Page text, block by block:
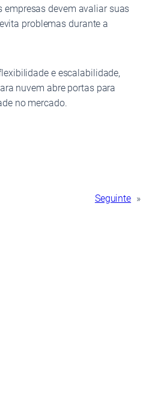
empresas devem avaliar suas
problemas durante a
e escalabilidade,
nuvem abre portas para
no mercado.
Seguinte »